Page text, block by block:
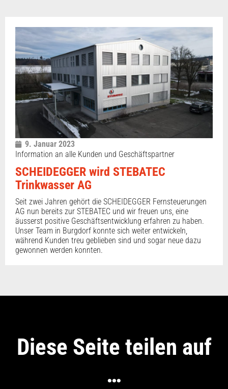
9. Januar 2023
Information an alle Kunden und Geschäftspartner
SCHEIDEGGER wird STEBATEC
Trinkwasser AG
Seit zwei Jahren gehört die SCHEIDEGGER Fernsteuerungen
AG nun bereits zur STEBATEC und wir freuen uns, eine
äusserst positive Geschäftsentwicklung erfahren zu haben.
Unser Team in Burgdorf konnte sich weiter entwickeln,
während Kunden treu geblieben sind und sogar neue dazu
gewonnen werden konnten.
Diese Seite teilen auf
…